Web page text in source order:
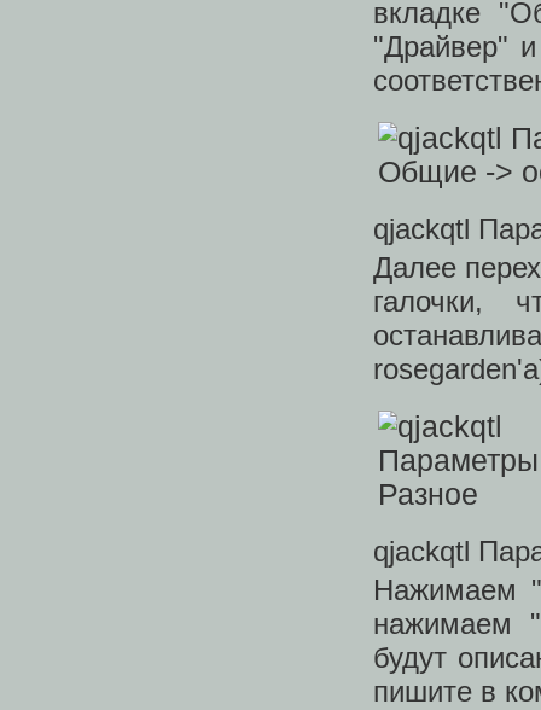
вкладке
"Драйвер"
qjackqtl
Далее
галочки,
qjackqtl
Нажимаем
нажимаем
будут
пишите в